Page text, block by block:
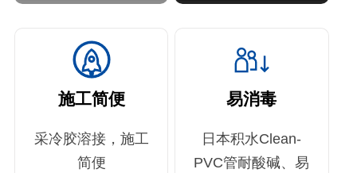
施工简便
采冷胶溶接，施工
简便
易消毒
日本积水Clean-
PVC管耐酸碱、易